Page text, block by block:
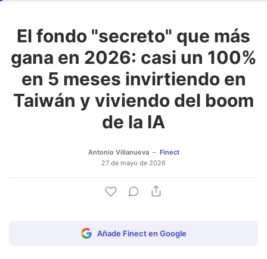
El fondo "secreto" que más
gana en 2026: casi un 100%
en 5 meses invirtiendo en
Taiwán y viviendo del boom
de la IA
Antonio Villanueva
Finect
27 de mayo de 2026
Añade Finect en Google